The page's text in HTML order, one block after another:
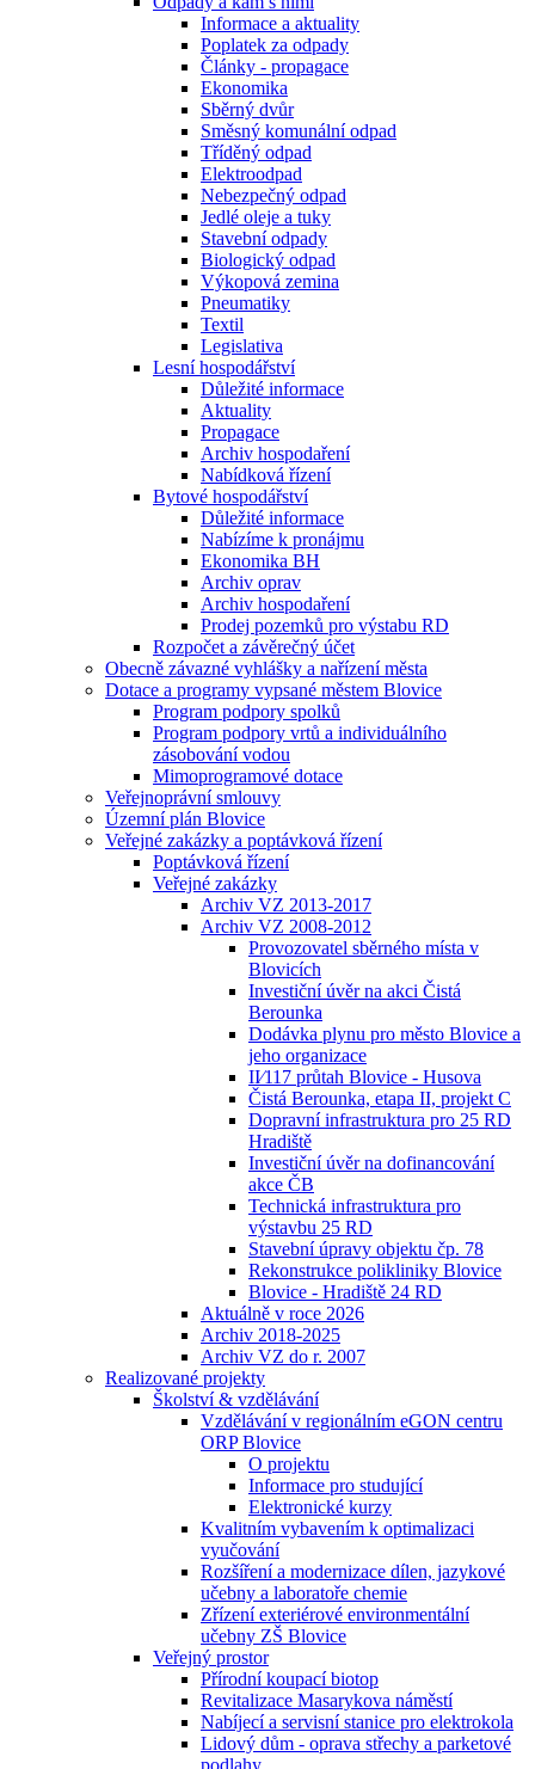
Informace a aktuality
Poplatek za odpady
Články - propagace
Ekonomika
Sběrný dvůr
Směsný komunální odpad
Tříděný odpad
Elektroodpad
Nebezpečný odpad
Jedlé oleje a tuky
Stavební odpady
Biologický odpad
Výkopová zemina
Pneumatiky
Textil
Legislativa
Lesní hospodářství
Důležité informace
Aktuality
Propagace
Archiv hospodaření
Nabídková řízení
Bytové hospodářství
Důležité informace
Nabízíme k pronájmu
Ekonomika BH
Archiv oprav
Archiv hospodaření
Prodej pozemků pro výstabu RD
Rozpočet a závěrečný účet
Obecně závazné vyhlášky a nařízení města
Dotace a programy vypsané městem Blovice
Program podpory spolků
Program podpory vrtů a individuálního
zásobování vodou
Mimoprogramové dotace
Veřejnoprávní smlouvy
Územní plán Blovice
Veřejné zakázky a poptávková řízení
Poptávková řízení
Veřejné zakázky
Archiv VZ 2013-2017
Archiv VZ 2008-2012
Provozovatel sběrného místa v
Blovicích
Investiční úvěr na akci Čistá
Berounka
Dodávka plynu pro město Blovice a
jeho organizace
II⁄117 průtah Blovice - Husova
Čistá Berounka, etapa II, projekt C
Dopravní infrastruktura pro 25 RD
Hradiště
Investiční úvěr na dofinancování
akce ČB
Technická infrastruktura pro
výstavbu 25 RD
Stavební úpravy objektu čp. 78
Rekonstrukce polikliniky Blovice
Blovice - Hradiště 24 RD
Aktuálně v roce 2026
Archiv 2018-2025
Archiv VZ do r. 2007
Realizované projekty
Školství & vzdělávání
Vzdělávání v regionálním eGON centru
ORP Blovice
O projektu
Informace pro studující
Elektronické kurzy
Kvalitním vybavením k optimalizaci
vyučování
Rozšíření a modernizace dílen, jazykové
učebny a laboratoře chemie
Zřízení exteriérové environmentální
učebny ZŠ Blovice
Veřejný prostor
Přírodní koupací biotop
Revitalizace Masarykova náměstí
Nabíjecí a servisní stanice pro elektrokola
Lidový dům - oprava střechy a parketové
podlahy